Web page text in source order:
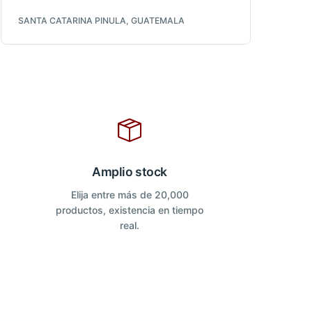
SANTA CATARINA PINULA, GUATEMALA
Amplio stock
Elija entre más de 20,000
productos, existencia en tiempo
real.